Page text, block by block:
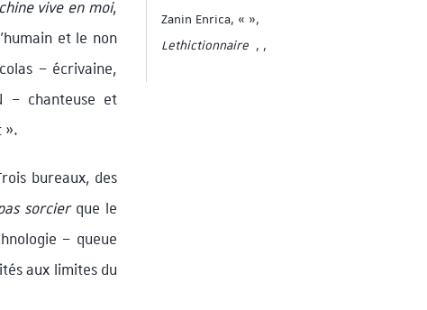
vive en moi,
et le non
– écrivaine,
– chanteuse et
».
bureaux, des
sorcierque le
– queue
aux limites du
Zanin Enrica, « »,
Lethictionnaire , ,